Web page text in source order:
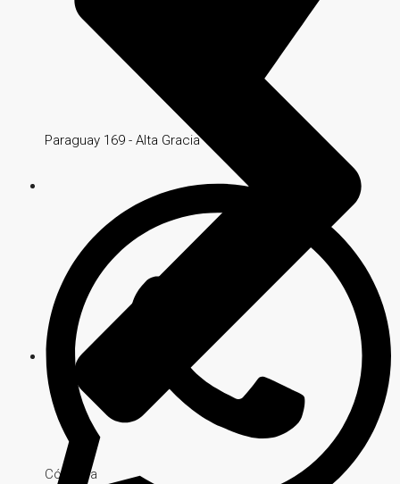
Córdoba
Paraguay 169 - Alta Gracia